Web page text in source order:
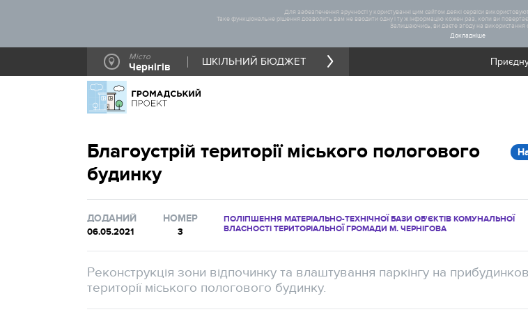
Для забезпечення зручності у користуванні цим сайтом деякі сервіси
Таке функціональне рішення дозволить вам не вводити одну і ту ж інформацію кожен раз, коли ви
Залишаючись, ви даєте згоду на використання
Докладніше
Місто
Чернігів ШКІЛЬНИЙ БЮДЖЕТ
Благоустрій території міського пологового
будинку
ДОДАНИЙ
06.05.2021
НОМЕР
3
ПОЛІПШЕННЯ МАТЕРІАЛЬНО-ТЕХНІЧНОЇ БАЗИ ОБ'ЄКТІВ КОМУНАЛЬНОЇ
ВЛАСНОСТІ ТЕРИТОРІАЛЬНОЇ ГРОМАДИ М. ЧЕРНІГОВА
Реконструкція зони відпочинку та влаштування паркінгу на
території міського пологового будинку.